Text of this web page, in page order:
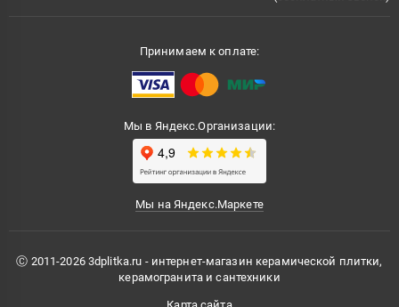
Принимаем к оплате:
Мы в Яндекс.Организации:
Мы на Яндекс.Маркете
Ⓒ 2011-2026 3dplitka.ru - интернет-магазин керамической плитки,
керамогранита и сантехники